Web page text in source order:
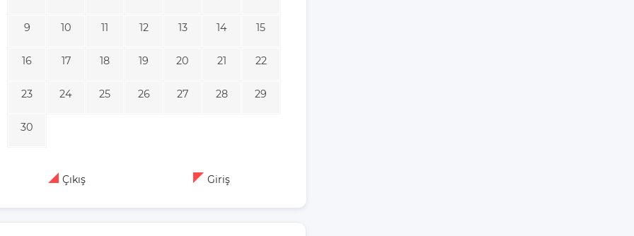
9 10 11 12 13 14 15
16 17 18 19 20 21 22
23 24 25 26 27 28 29
30
Çıkış Giriş